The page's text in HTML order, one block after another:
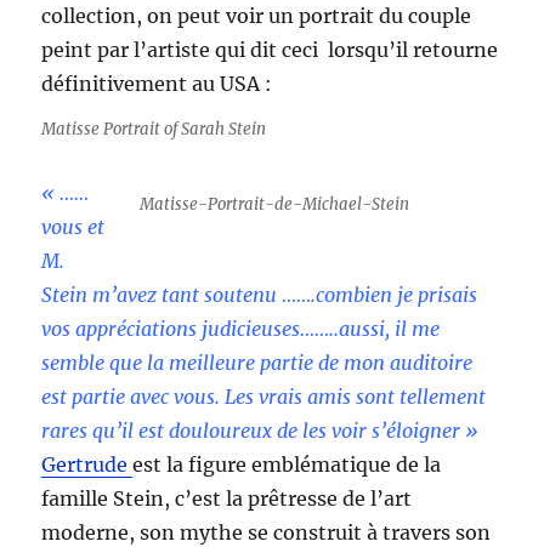
collection, on peut voir un portrait du couple
peint par l’artiste qui dit ceci lorsqu’il retourne
définitivement au USA :
Matisse Portrait of Sarah Stein
Matisse-Portrait-de-Michael-Stein
« ……
vous et
M.
Stein m’avez tant soutenu …….combien je prisais
vos appréciations judicieuses……..aussi, il me
semble que la meilleure partie de mon auditoire
est partie avec vous. Les vrais amis sont tellement
rares qu’il est douloureux de les voir s’éloigner »
Gertrudeest la figure emblématique de la
famille Stein, c’est la prêtresse de l’art
moderne, son mythe se construit à travers son